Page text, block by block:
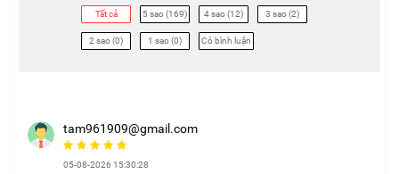
Tất cả 5 sao (169) 4 sao (12) 3 sao (2)
2 sao (0) 1 sao (0) Có bình luận
tam961909@gmail.com
05-08-2026 15:30:28